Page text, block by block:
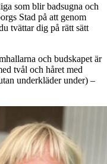
som blir badsugna och
Stad på att genom
tvättar dig på rätt sätt
och budskapet är
tvål och håret med
underkläder under) –